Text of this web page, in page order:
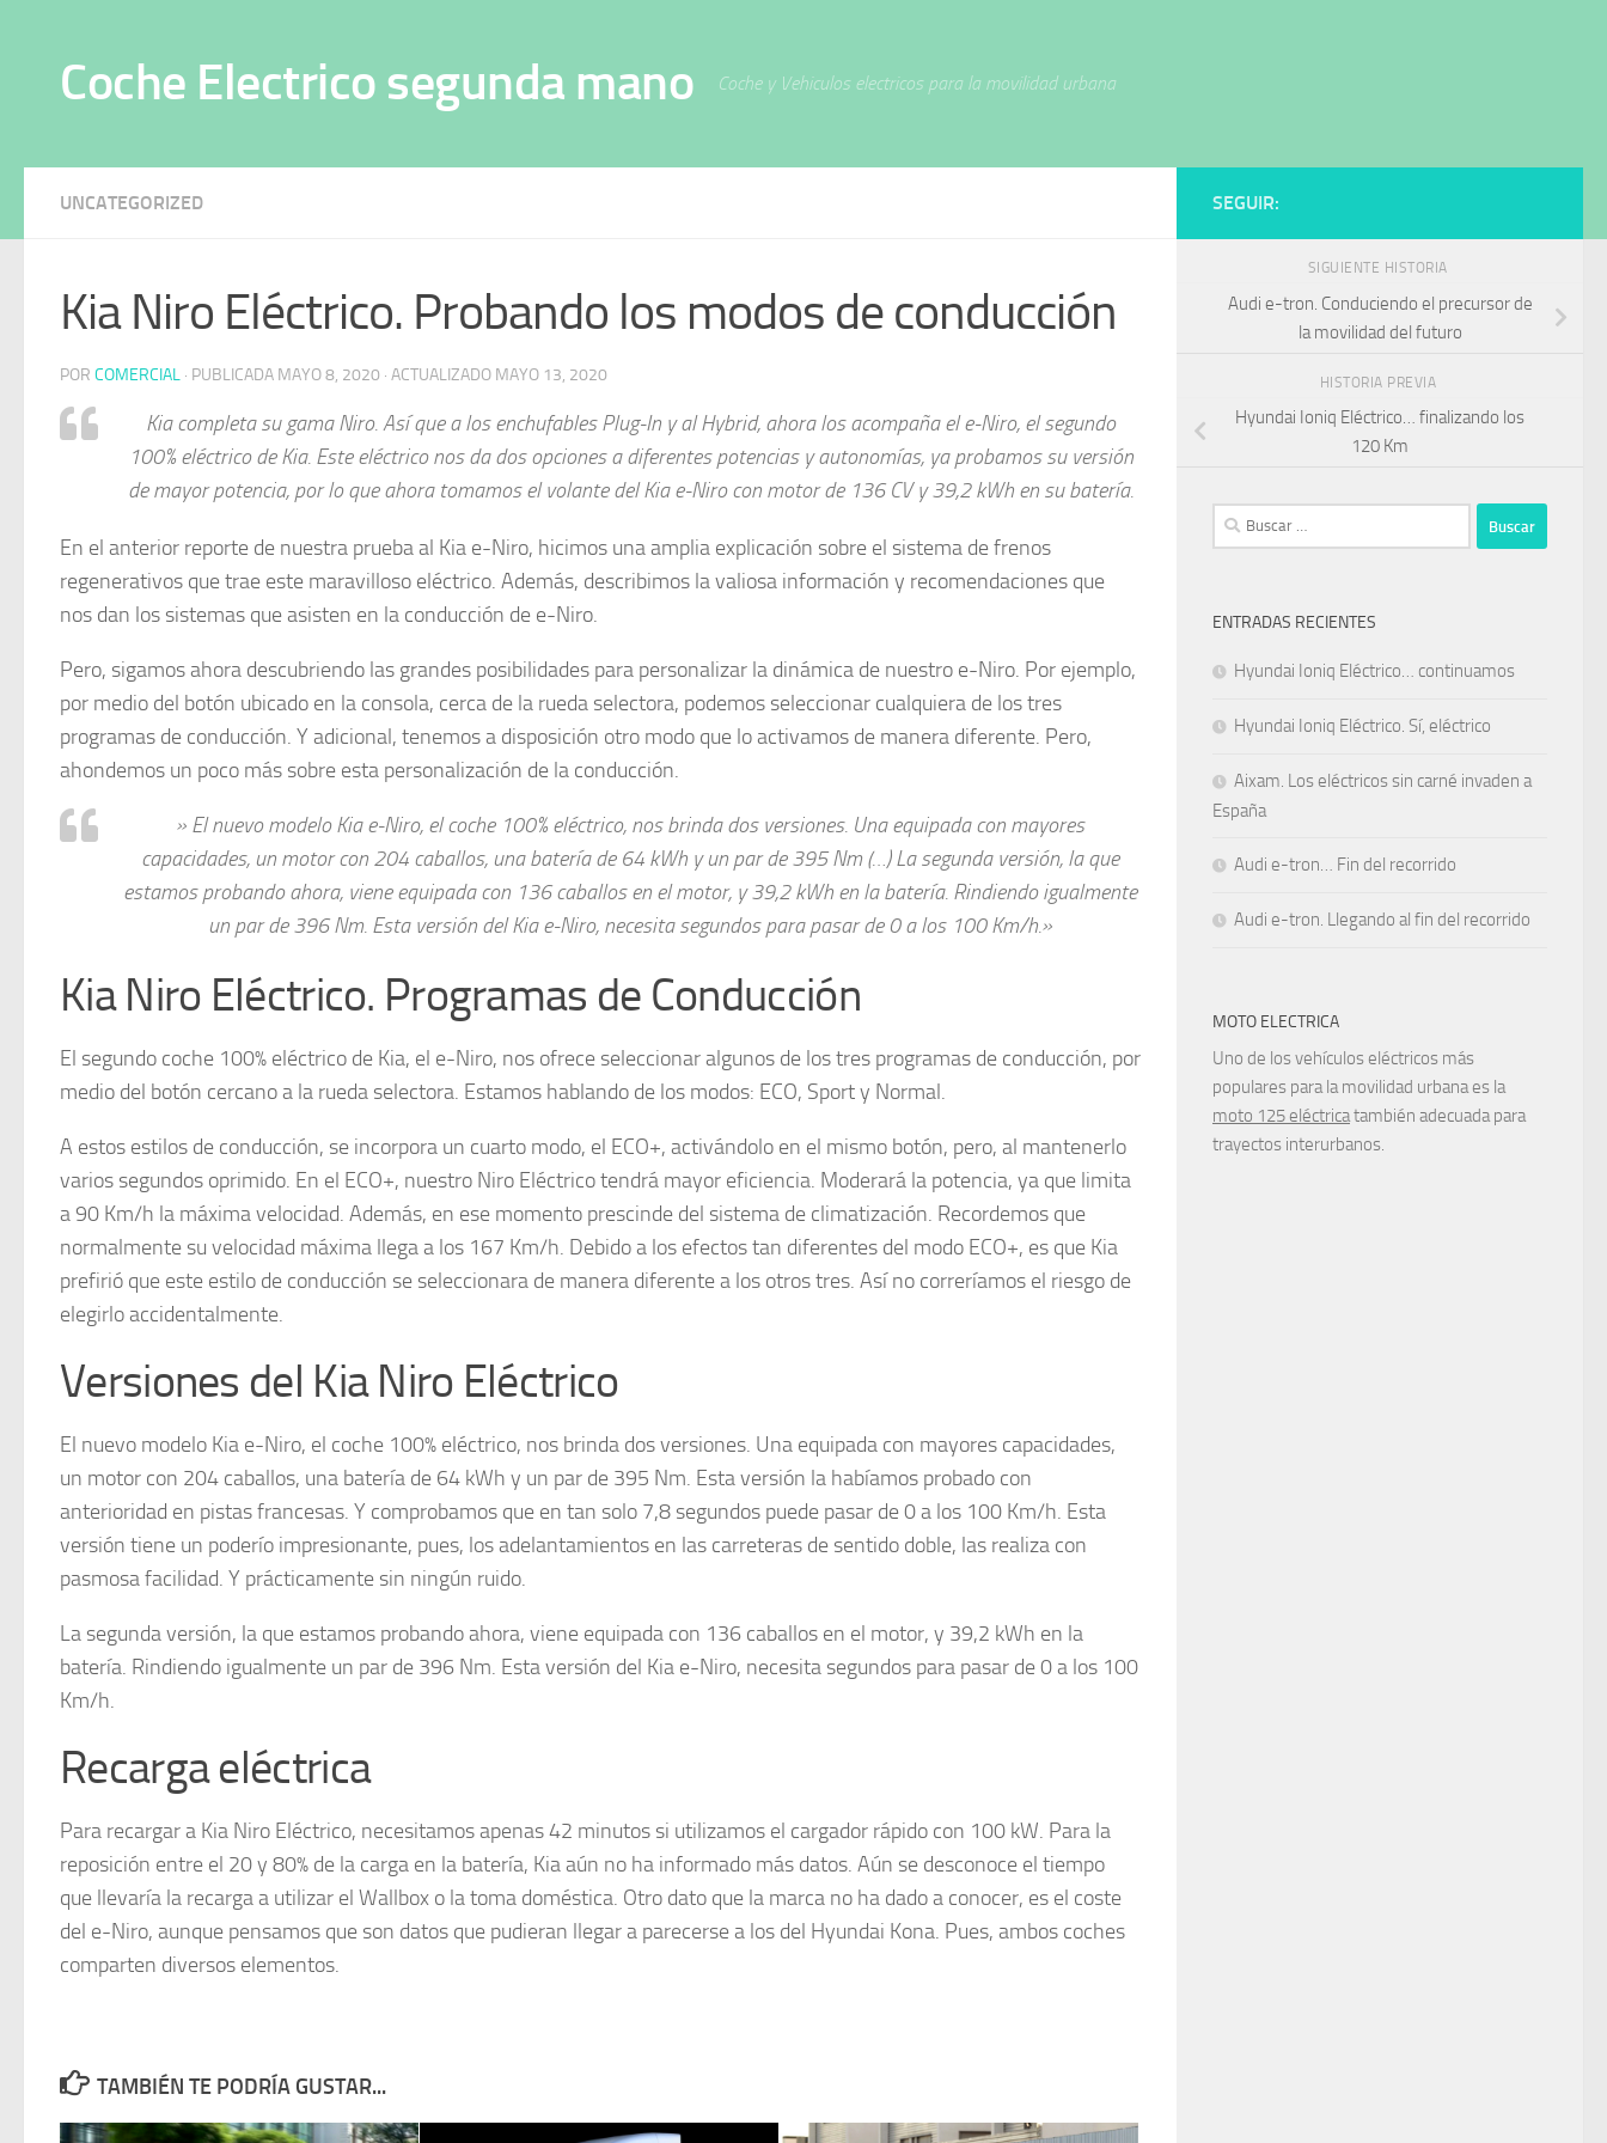
Coche Electrico segunda mano Coche y Vehiculos electricos para la movilidad urbana
UNCATEGORIZED
Kia Niro Eléctrico. Probando los modos de conducción
POR COMERCIAL · PUBLICADA MAYO 8, 2020 · ACTUALIZADO MAYO 13, 2020
Kia completa su gama Niro. Así que a los enchufables Plug-In y al Hybrid, ahora los acompaña el e-Niro, el segundo
100% eléctrico de Kia. Este eléctrico nos da dos opciones a diferentes potencias y autonomías, ya probamos su versión
de mayor potencia, por lo que ahora tomamos el volante del Kia e-Niro con motor de 136 CV y 39,2 kWh en su batería.
En el anterior reporte de nuestra prueba al Kia e-Niro, hicimos una amplia explicación sobre el sistema de frenos
regenerativos que trae este maravilloso eléctrico. Además, describimos la valiosa información y recomendaciones que
nos dan los sistemas que asisten en la conducción de e-Niro.
Pero, sigamos ahora descubriendo las grandes posibilidades para personalizar la dinámica de nuestro e-Niro. Por ejemplo,
por medio del botón ubicado en la consola, cerca de la rueda selectora, podemos seleccionar cualquiera de los tres
programas de conducción. Y adicional, tenemos a disposición otro modo que lo activamos de manera diferente. Pero,
ahondemos un poco más sobre esta personalización de la conducción.
» El nuevo modelo Kia e-Niro, el coche 100% eléctrico, nos brinda dos versiones. Una equipada con mayores
capacidades, un motor con 204 caballos, una batería de 64 kWh y un par de 395 Nm (…) La segunda versión, la que
estamos probando ahora, viene equipada con 136 caballos en el motor, y 39,2 kWh en la batería. Rindiendo igualmente
un par de 396 Nm. Esta versión del Kia e-Niro, necesita segundos para pasar de 0 a los 100 Km/h.»
Kia Niro Eléctrico. Programas de Conducción
El segundo coche 100% eléctrico de Kia, el e-Niro, nos ofrece seleccionar algunos de los tres programas de conducción, por
medio del botón cercano a la rueda selectora. Estamos hablando de los modos: ECO, Sport y Normal.
A estos estilos de conducción, se incorpora un cuarto modo, el ECO+, activándolo en el mismo botón, pero, al mantenerlo
varios segundos oprimido. En el ECO+, nuestro Niro Eléctrico tendrá mayor eficiencia. Moderará la potencia, ya que limita
a 90 Km/h la máxima velocidad. Además, en ese momento prescinde del sistema de climatización. Recordemos que
normalmente su velocidad máxima llega a los 167 Km/h. Debido a los efectos tan diferentes del modo ECO+, es que Kia
prefirió que este estilo de conducción se seleccionara de manera diferente a los otros tres. Así no correríamos el riesgo de
elegirlo accidentalmente.
Versiones del Kia Niro Eléctrico
El nuevo modelo Kia e-Niro, el coche 100% eléctrico, nos brinda dos versiones. Una equipada con mayores capacidades,
un motor con 204 caballos, una batería de 64 kWh y un par de 395 Nm. Esta versión la habíamos probado con
anterioridad en pistas francesas. Y comprobamos que en tan solo 7,8 segundos puede pasar de 0 a los 100 Km/h. Esta
versión tiene un poderío impresionante, pues, los adelantamientos en las carreteras de sentido doble, las realiza con
pasmosa facilidad. Y prácticamente sin ningún ruido.
La segunda versión, la que estamos probando ahora, viene equipada con 136 caballos en el motor, y 39,2 kWh en la
batería. Rindiendo igualmente un par de 396 Nm. Esta versión del Kia e-Niro, necesita segundos para pasar de 0 a los 100
Km/h.
Recarga eléctrica
Para recargar a Kia Niro Eléctrico, necesitamos apenas 42 minutos si utilizamos el cargador rápido con 100 kW. Para la
reposición entre el 20 y 80% de la carga en la batería, Kia aún no ha informado más datos. Aún se desconoce el tiempo
que llevaría la recarga a utilizar el Wallbox o la toma doméstica. Otro dato que la marca no ha dado a conocer, es el coste
del e-Niro, aunque pensamos que son datos que pudieran llegar a parecerse a los del Hyundai Kona. Pues, ambos coches
comparten diversos elementos.
TAMBIÉN TE PODRÍA GUSTAR...
SEGUIR:
SIGUIENTE HISTORIA
Audi e-tron. Conduciendo el precursor de
la movilidad del futuro
HISTORIA PREVIA
Hyundai Ioniq Eléctrico… finalizando los
120 Km
Buscar:
ENTRADAS RECIENTES
Hyundai Ioniq Eléctrico… continuamos
Hyundai Ioniq Eléctrico. Sí, eléctrico
Aixam. Los eléctricos sin carné invaden a
España
Audi e-tron… Fin del recorrido
Audi e-tron. Llegando al fin del recorrido
MOTO ELECTRICA
Uno de los vehículos eléctricos más
populares para la movilidad urbana es la
moto 125 eléctricatambién adecuada para
trayectos interurbanos.